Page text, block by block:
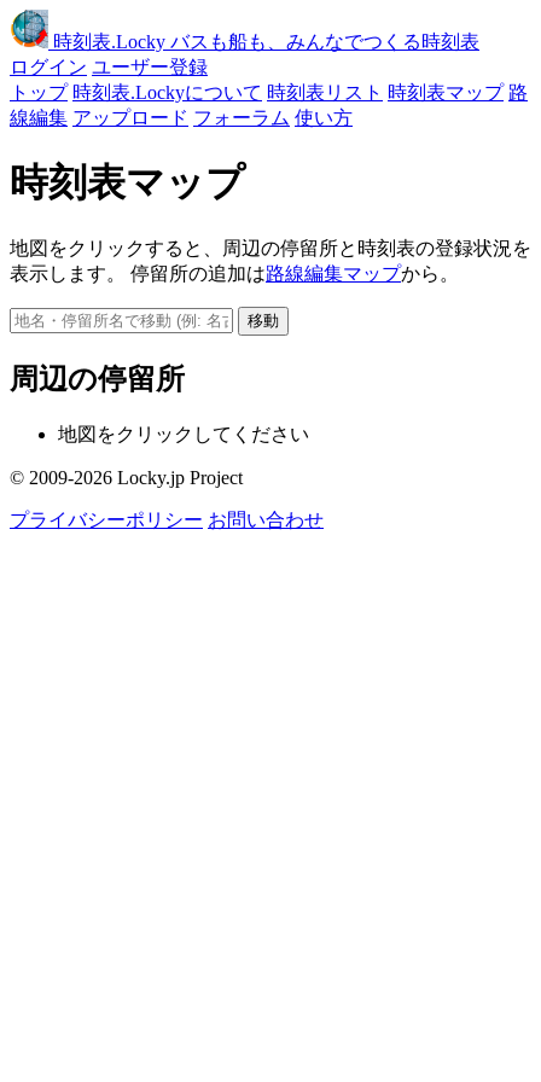
時刻表.Locky バスも船も、みんなでつくる時刻表
ログイン ユーザー登録
トップ 時刻表.Lockyについて 時刻表リスト 時刻表マップ 路
線編集 アップロード フォーラム 使い方
時刻表マップ
地図をクリックすると、周辺の停留所と時刻表の登録状況を
表示します。 停留所の追加は路線編集マップから。
移動
周辺の停留所
地図をクリックしてください
© 2009-2026 Locky.jp Project
プライバシーポリシー お問い合わせ